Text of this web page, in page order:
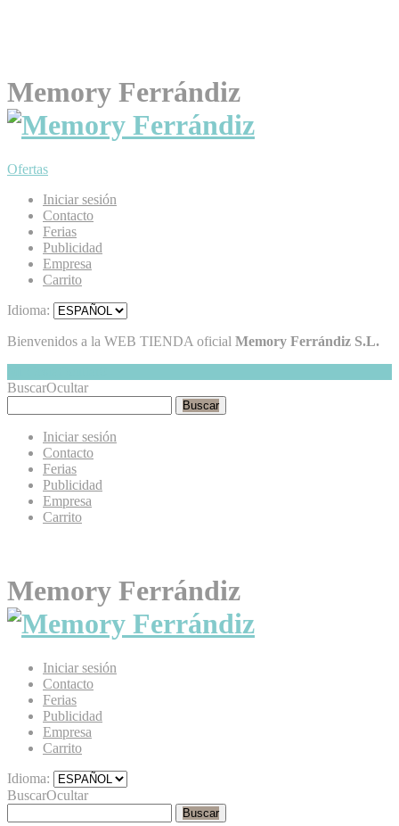
Memory Ferrándiz
Ofertas
Iniciar sesión
Contacto
Ferias
Publicidad
Empresa
Carrito
Idioma:
Bienvenidos a la WEB TIENDA oficial Memory Ferrándiz S.L.
BuscarOcultar
Buscar
Iniciar sesión
Contacto
Ferias
Publicidad
Empresa
Carrito
Memory Ferrándiz
Iniciar sesión
Contacto
Ferias
Publicidad
Empresa
Carrito
Idioma:
BuscarOcultar
Buscar